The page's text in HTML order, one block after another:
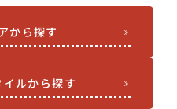
から探す
ルから探す